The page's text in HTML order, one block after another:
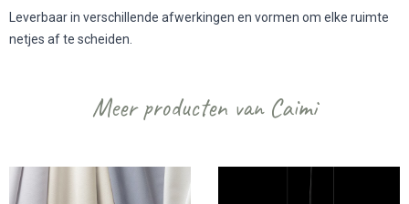
Leverbaar in verschillende afwerkingen en vormen om elke ruimte
netjes af te scheiden.
Meer producten van Caimi